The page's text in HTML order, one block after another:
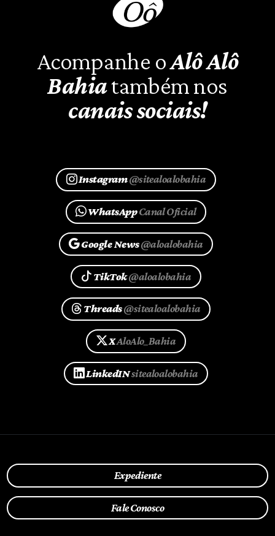
Acompanhe oAlô Alô
Bahiatambém nos
canais sociais!
Instagram@sitealoalobahia
WhatsAppCanal Oficial
Google News@aloalobahia
TikTok@aloalobahia
Threads@sitealoalobahia
XAloAlo_Bahia
LinkedINsitealoalobahia
Expediente
Fale Conosco